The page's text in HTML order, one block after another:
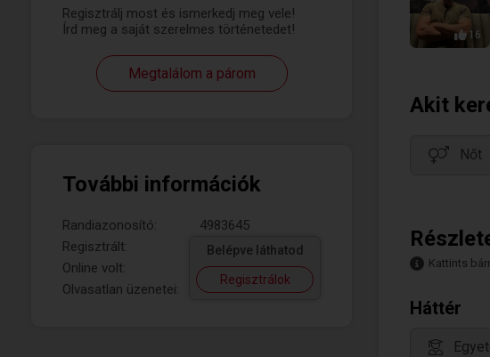
Regisztrálj most és ismerkedj meg vele!
Írd meg a saját szerelmes történetedet!
Megtalálom a párom
További információk
Randiazonosító:
4983645
Regisztrált:
Online volt:
Olvasatlan üzenetei:
Belépve láthatod
Regisztrálok
16
Akit
Nőt
Kattints
Háttér